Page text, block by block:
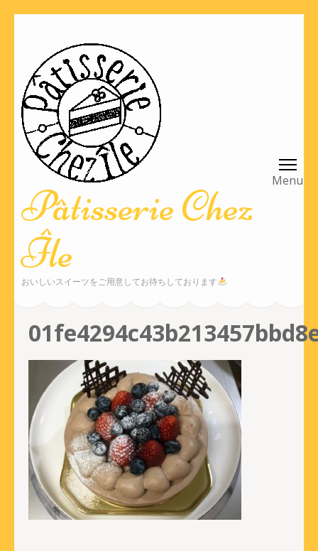
ツ
へ
(Enter
押
す)
Pâtisserie Chez
Île
おいしいスイーツをご用意してお待ちしております